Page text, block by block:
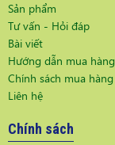
Sản phẩm
Tư vấn - Hỏi đáp
Bài viết
Hướng dẫn mua hàng
Chính sách mua hàng
Liên hệ
Chính sách